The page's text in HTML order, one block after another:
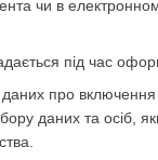
чи в
під час
про
даних та осіб,